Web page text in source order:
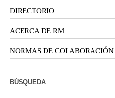
DIRECTORIO
ACERCA DE RM
NORMAS DE COLABORACIÓN
BÚSQUEDA